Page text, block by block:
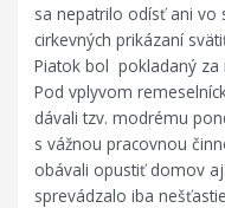
sa nepatrilo odísť ani vo
cirkevných prikázaní
Piatok bol pokladaný za
Pod vplyvom
dávali tzv. modrému
s vážnou pracovnou
obávali opustiť domov
sprevádzalo iba